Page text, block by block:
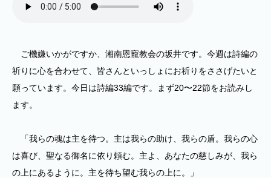
ご機嫌いかがですか、湘南恩寵教会の坂井です。今週は詩編の
祈りに心を合わせて、皆さんといっしょにお祈りをささげたいと
願っています。今日は詩編33編です。まず20〜22節をお読みし
ます。
「我らの魂は主を待つ。主は我らの助け、我らの盾。我らの心
は喜び、聖なる御名に依り頼む。主よ、あなたの慈しみが、我ら
の上にあるように。主を待ち望む我らの上に。」